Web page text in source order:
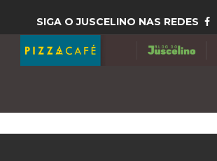
SIGA O JUSCELINO NAS REDES